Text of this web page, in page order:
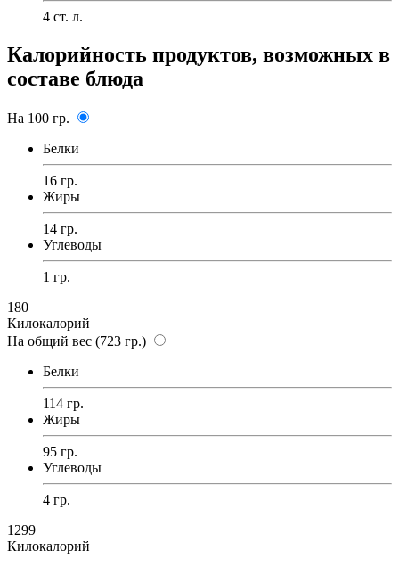
4 ст. л.
Калорийность продуктов, возможных в
составе блюда
На 100 гр.
Белки
16 гр.
Жиры
14 гр.
Углеводы
1 гр.
180
Килокалорий
На общий вес (723 гр.)
Белки
114 гр.
Жиры
95 гр.
Углеводы
4 гр.
1299
Килокалорий